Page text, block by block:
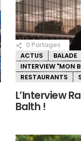
0 Partages
ACTUS
BALADE
INTERVIEW "MON
RESTAURANTS
L’Interview
Balth !